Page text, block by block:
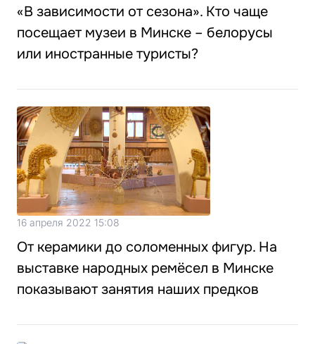
«В зависимости от сезона». Кто чаще
посещает музеи в Минске – белорусы
или иностранные туристы?
16 апреля 2022 15:08
От керамики до соломенных фигур. На
выставке народных ремёсел в Минске
показывают занятия наших предков